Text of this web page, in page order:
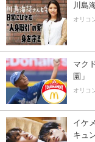
川島
オリコ
マク
園」
オリコ
イケ
キュ